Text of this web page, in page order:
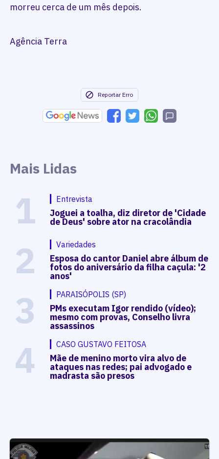
morreu cerca de um mês depois.
Agência Terra
Reportar Erro
Mais Lidas
1 Entrevista
Joguei a toalha, diz diretor de 'Cidade
de Deus' sobre ator na cracolândia
2 Variedades
Esposa do cantor Daniel abre álbum de
fotos do aniversário da filha caçula: '2
anos'
3 PARAISÓPOLIS (SP)
PMs executam Igor rendido (vídeo);
mesmo com provas, Conselho livra
assassinos
4 CASO GUSTAVO FEITOSA
Mãe de menino morto vira alvo de
ataques nas redes; pai advogado e
madrasta são presos